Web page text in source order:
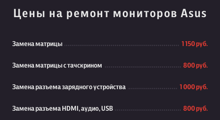
Цены на ремонт мониторов Asus
Замена матрицы 1 150 руб.
Замена матрицы с тачскрином 800 руб.
Замена разъема зарядного устройства 1 000 руб.
Замена разъема HDMI, аудио, USB 800 руб.